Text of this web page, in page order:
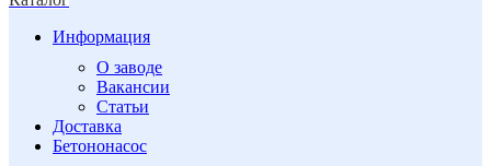
Информация
О заводе
Вакансии
Статьи
Доставка
Бетононасос